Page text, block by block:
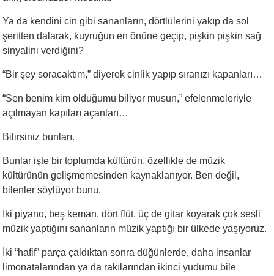
Ya da kendini cin gibi sananların, dörtlülerini yakıp da sol
şeritten dalarak, kuyruğun en önüne geçip, pişkin pişkin sağ
sinyalini verdiğini?
“Bir şey soracaktım,” diyerek cinlik yapıp sıranızı kapanları…
“Sen benim kim olduğumu biliyor musun,” efelenmeleriyle
açılmayan kapıları açanları…
Bilirsiniz bunları.
Bunlar işte bir toplumda kültürün, özellikle de müzik
kültürünün gelişmemesinden kaynaklanıyor. Ben değil,
bilenler söylüyor bunu.
İki piyano, beş keman, dört flüt, üç de gitar koyarak çok sesli
müzik yaptığını sananların müzik yaptığı bir ülkede yaşıyoruz.
İki “hafif” parça çaldıktan sonra düğünlerde, daha insanlar
limonatalarından ya da rakılarından ikinci yudumu bile